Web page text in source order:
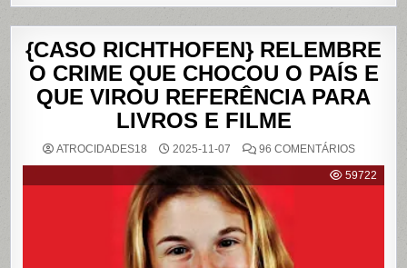
{CASO RICHTHOFEN} RELEMBRE
O CRIME QUE CHOCOU O PAÍS E
QUE VIROU REFERÊNCIA PARA
LIVROS E FILME
ATROCIDADES18 2025-11-07 96 COMENTÁRIOSEM
59722